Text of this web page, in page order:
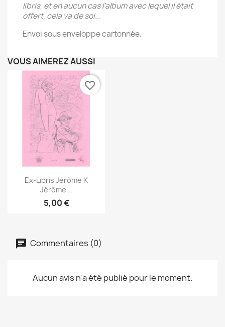
libris, et en aucun cas l'album avec lequel il était
offert, cela va de soi...
Envoi sous enveloppe cartonnée.
VOUS AIMEREZ AUSSI
Aperçu rapide
Ex-Libris Jérôme K
Jérôme...
5,00 €
favorite_border
Commentaires (0)
Aucun avis n'a été publié pour le moment.